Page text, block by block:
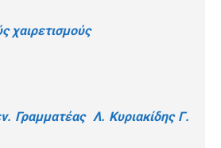
χαιρετισμούς
Γραμματέας Λ. Κυριακίδης Γ.